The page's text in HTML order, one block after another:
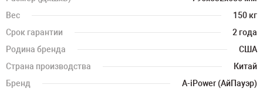
Вес
150 кг
Срок гарантии
2 года
Родина бренда
США
Страна производства
Китай
Бренд
A-iPower (АйПауэр)